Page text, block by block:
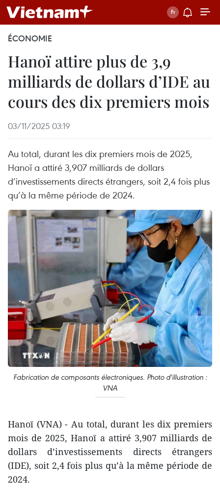
ÉCONOMIE
Hanoï attire plus de 3,9
milliards de dollars d’IDE au
cours des dix premiers mois
03/11/2025 03:19
Au total, durant les dix premiers mois de 2025,
Hanoï a attiré 3,907 milliards de dollars
d’investissements directs étrangers, soit 2,4 fois plus
qu’à la même période de 2024.
Fabrication de composants électroniques. Photo d'illustration :
VNA
Hanoï (VNA) - Au total, durant les dix premiers
mois de 2025, Hanoï a attiré 3,907 milliards de
dollars d’investissements directs étrangers
(IDE), soit 2,4 fois plus qu’à la même période de
2024.